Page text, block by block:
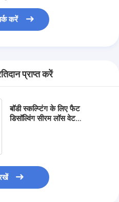
करें
प्राप्त करें
बॉडी स्कल्प्टिंग के लिए फैट
डिसॉल्विंग सीरम लॉस वेट